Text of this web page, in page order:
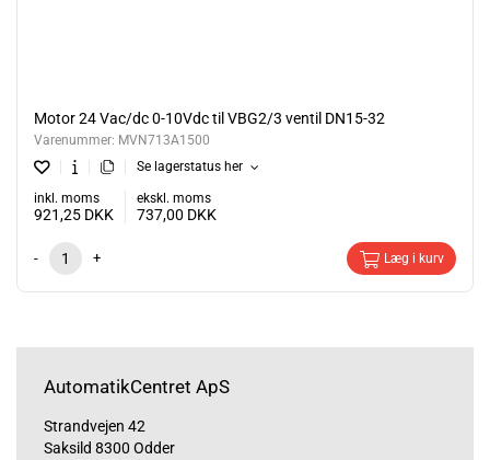
Motor 24 Vac/dc 0-10Vdc til VBG2/3 ventil DN15-32
Varenummer: MVN713A1500
Se lagerstatus her
inkl. moms
921,25 DKK
ekskl. moms
737,00 DKK
- + Læg i kurv
AutomatikCentret ApS
Strandvejen 42
Saksild 8300 Odder